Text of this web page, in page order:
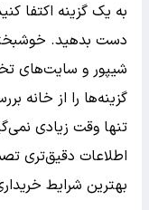
به یک گزینه اکتفا
دست بدهید.
شیپور و سایت‌های
گزینه‌ها را از خانه
تنها وقت زیادی
اطلاعات دقیق‌تری
بهترین شرایط